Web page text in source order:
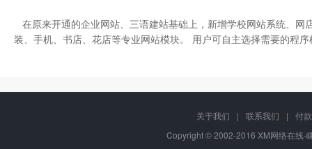
在原来开通的企业网站、三语建站基础上，新增学校网站系统、网
装、手机、书店、花店等专业网站模块。 用户可自主选择需要的程
关于我们 | 联系我们 |
付
Copyright © 2002-2016 XM网络在线-